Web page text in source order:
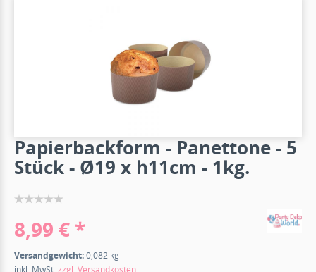
Papierbackform - Panettone - 5
Stück - Ø19 x h11cm - 1kg.
8,99 € *
Versandgewicht:0,082 kg
inkl. MwSt.zzgl. Versandkosten